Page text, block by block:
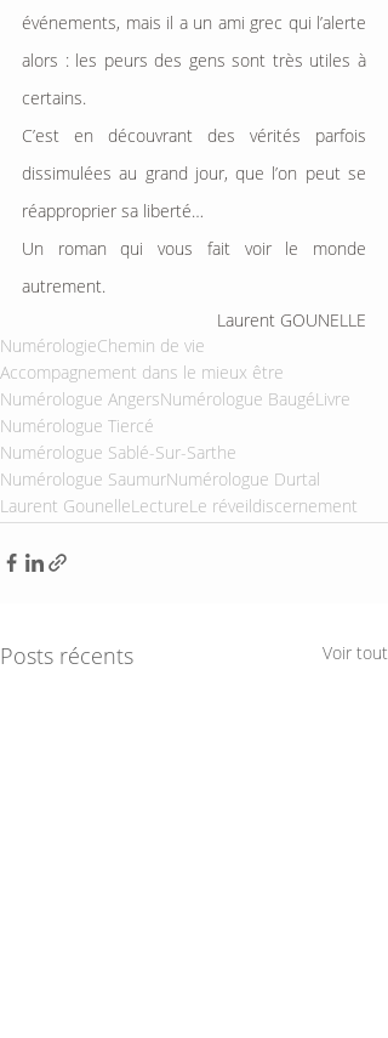
événements, mais il a un ami grec qui l’alerte
alors : les peurs des gens sont très utiles à
certains.
C’est en découvrant des vérités parfois
dissimulées au grand jour, que l’on peut se
réapproprier sa liberté…
Un roman qui vous fait voir le monde
autrement.
Laurent GOUNELLE
NumérologieChemin de vie
Accompagnement dans le mieux être
Numérologue AngersNumérologue BaugéLivre
Numérologue Tiercé
Numérologue Sablé-Sur-Sarthe
Numérologue SaumurNumérologue Durtal
Laurent GounelleLectureLe réveildiscernement
Posts récents Voir tout